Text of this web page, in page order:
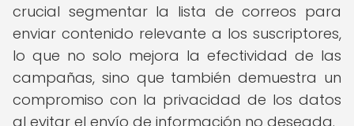
crucial segmentar la lista de correos para
enviar contenido relevante a los suscriptores,
lo que no solo mejora la efectividad de las
campañas, sino que también demuestra un
compromiso con la privacidad de los datos
al evitar el envío de información no deseada.